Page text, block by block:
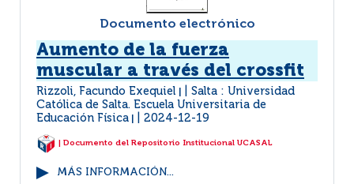
Documento electrónico
Aumento de la fuerza
muscular a través del crossfit
Rizzoli, Facundo Exequiel
Salta : Universidad
Católica de Salta. Escuela Universitaria de
Educación Física
2024-12-19
| Documento del Repositorio Institucional UCASAL
MÁS INFORMACIÓN...